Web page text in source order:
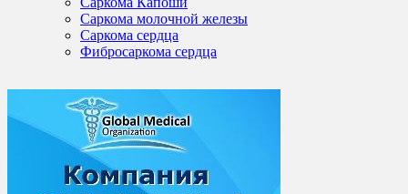
Саркома молочной железы
Саркома сердца
Фибросаркома сердца